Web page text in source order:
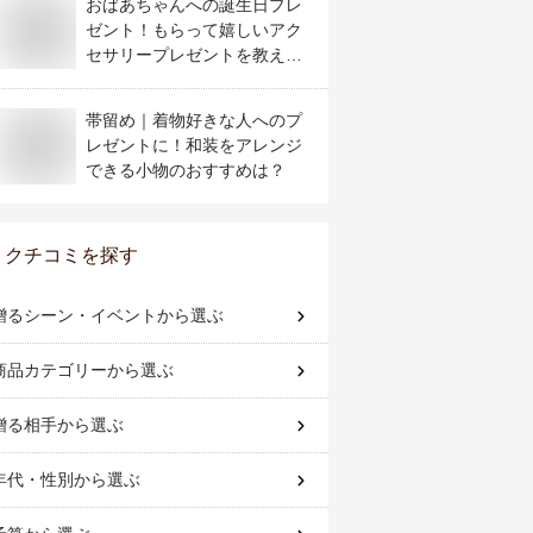
おばあちゃんへの誕生日プレ
ゼント！もらって嬉しいアク
セサリープレゼントを教えて
帯留め｜着物好きな人へのプ
レゼントに！和装をアレンジ
できる小物のおすすめは？
クチコミを探す
るシーン・イベントから選ぶ
品カテゴリーから選ぶ
る相手から選ぶ
代・性別から選ぶ